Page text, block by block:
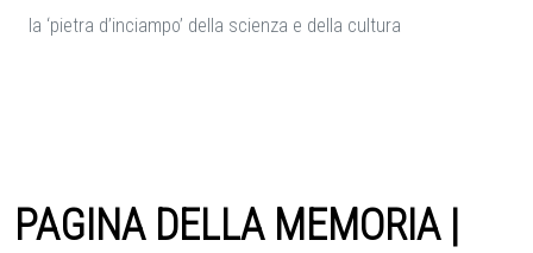
la ‘pietra d’inciampo’ della scienza e della cultura
PAGINA DELLA MEMORIA |